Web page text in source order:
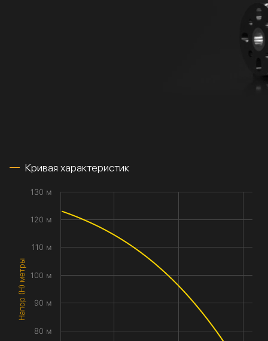
Кривая характеристик
Напор (H) метры
80 м
90 м
100 м
110 м
120 м
130 м